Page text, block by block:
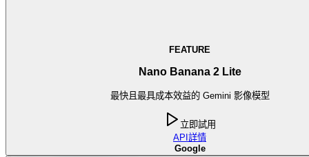
FEATURE
Nano Banana 2 Lite
最快且最具成本效益的 Gemini 影像模型
立即試用
API 詳情
Google